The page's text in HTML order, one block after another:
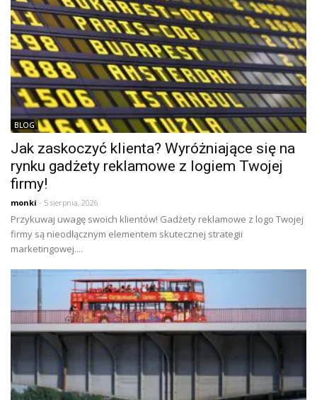
BLOG
Jak zaskoczyć klienta? Wyróżniające się na
rynku gadżety reklamowe z logiem Twojej
firmy!
monki - 5 sierpnia, 2026
Przykuwaj uwagę swoich klientów! Gadżety reklamowe z logo Twojej
firmy są nieodłącznym elementem skutecznej strategii
marketingowej....